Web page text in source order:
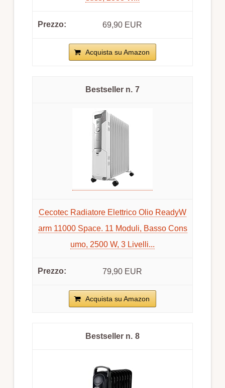
69,90 EUR
Acquista su Amazon
7
Cecotec Radiatore Elettrico Olio ReadyW
arm 11000 Space. 11 Moduli, Basso Cons
umo, 2500 W, 3 Livelli...
79,90 EUR
Acquista su Amazon
8